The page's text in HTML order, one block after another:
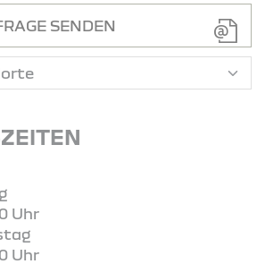
SENDEN
Uhr
Uhr